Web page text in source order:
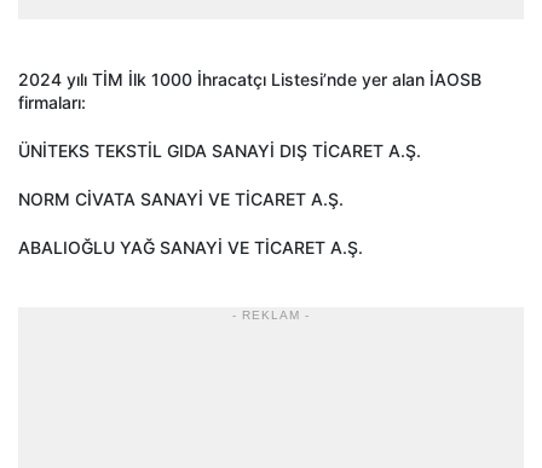
2024 yılı TİM İlk 1000 İhracatçı Listesi’nde yer alan İAOSB
firmaları:
ÜNİTEKS TEKSTİL GIDA SANAYİ DIŞ TİCARET A.Ş.
NORM CİVATA SANAYİ VE TİCARET A.Ş.
ABALIOĞLU YAĞ SANAYİ VE TİCARET A.Ş.
- REKLAM -